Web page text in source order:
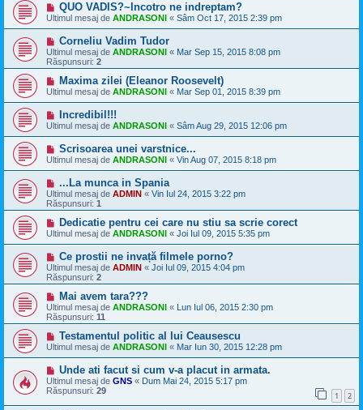
QUO VADIS?~Incotro ne indreptam?
Ultimul mesaj de ANDRASONI « Sâm Oct 17, 2015 2:39 pm
Corneliu Vadim Tudor
Ultimul mesaj de ANDRASONI « Mar Sep 15, 2015 8:08 pm
Răspunsuri: 2
Maxima zilei (Eleanor Roosevelt)
Ultimul mesaj de ANDRASONI « Mar Sep 01, 2015 8:39 pm
Incredibil!!!
Ultimul mesaj de ANDRASONI « Sâm Aug 29, 2015 12:06 pm
Scrisoarea unei varstnice...
Ultimul mesaj de ANDRASONI « Vin Aug 07, 2015 8:18 pm
...La munca in Spania
Ultimul mesaj de ADMIN « Vin Iul 24, 2015 3:22 pm
Răspunsuri: 1
Dedicatie pentru cei care nu stiu sa scrie corect
Ultimul mesaj de ANDRASONI « Joi Iul 09, 2015 5:35 pm
Ce prostii ne invață filmele porno?
Ultimul mesaj de ADMIN « Joi Iul 09, 2015 4:04 pm
Răspunsuri: 2
Mai avem tara???
Ultimul mesaj de ANDRASONI « Lun Iul 06, 2015 2:30 pm
Răspunsuri: 11
Testamentul politic al lui Ceausescu
Ultimul mesaj de ANDRASONI « Mar Iun 30, 2015 12:28 pm
Unde ati facut si cum v-a placut in armata.
Ultimul mesaj de GNS « Dum Mai 24, 2015 5:17 pm
Răspunsuri: 29 1 2